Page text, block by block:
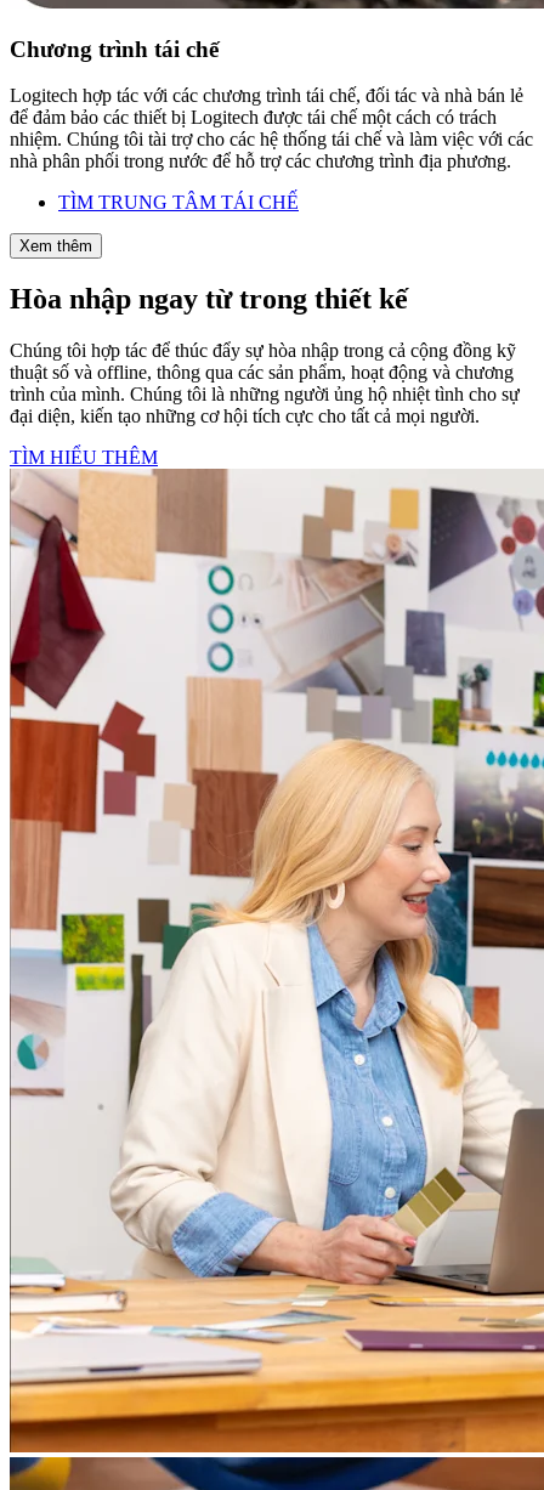
Chương trình tái chế
Logitech hợp tác với các chương trình tái chế, đối tác và nhà bán lẻ
để đảm bảo các thiết bị Logitech được tái chế một cách có trách
nhiệm. Chúng tôi tài trợ cho các hệ thống tái chế và làm việc với các
nhà phân phối trong nước để hỗ trợ các chương trình địa phương.
TÌM TRUNG TÂM TÁI CHẾ
Xem thêm
Hòa nhập ngay từ trong thiết kế
Chúng tôi hợp tác để thúc đẩy sự hòa nhập trong cả cộng đồng kỹ
thuật số và offline, thông qua các sản phẩm, hoạt động và chương
trình của mình. Chúng tôi là những người ủng hộ nhiệt tình cho sự
đại diện, kiến tạo những cơ hội tích cực cho tất cả mọi người.
TÌM HIỂU THÊM